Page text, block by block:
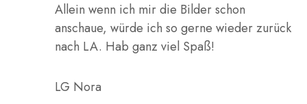
Allein wenn ich mir die Bilder schon
anschaue, würde ich so gerne wieder zurück
nach LA. Hab ganz viel Spaß!
LG Nora